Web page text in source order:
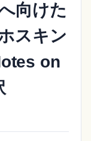
向けた
スキン
on